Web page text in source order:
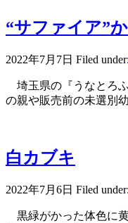
“サファイア”
2022年7月7日 Filed under:
埼玉県の『うなとろ
の親や販売前の未選別
白カブキ
2022年7月6日 Filed under:
黒緑がかった体色に